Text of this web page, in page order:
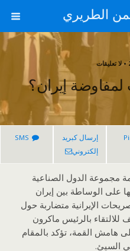
الطريري
إيران؟
إرسال كبريد
إلكتروني
SMS
مجموعة الدول الصناعية
على الوساطة بين إيران
الإيرانية متضاربة حول
بالرئيس ماكرون
هامش القمة، تؤكد بالمقام
السيئ.